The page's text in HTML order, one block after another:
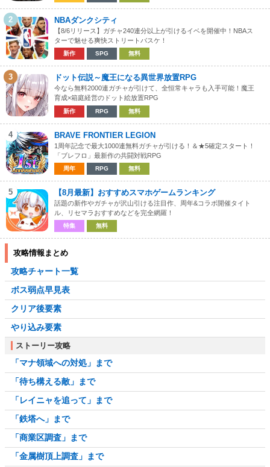
2 NBAダンクシティ
【8/6リリース】ガチャ240連分以上が引けるイベを開催中！NBAス
ターで魅せる爽快ストリートバスケ！
新作 SPG 無料
3 ドット伝説～魔王になる異世界放置RPG
今なら無料2000連ガチャが引けて、全恒常キャラも入手可能！魔王
育成×箱庭経営のドット絵放置RPG
新作 RPG 無料
4 BRAVE FRONTIER LEGION
1周年記念で最大1000連無料ガチャが引ける！＆★5確定スタート！
「ブレフロ」最新作の共闘対戦RPG
周年 RPG 無料
5 【8月最新】おすすめスマホゲームランキング
話題の新作やガチャが沢山引ける注目作、周年&コラボ開催タイト
ル、リセマラおすすめなどを完全網羅！
特集 無料
攻略情報まとめ
攻略チャート一覧
ボス弱点早見表
クリア後要素
やり込み要素
ストーリー攻略
「マナ領域への対処」まで
「待ち構える敵」まで
「レイニャを追って」まで
「鉄塔へ」まで
「商業区調査」まで
「金属樹頂上調査」まで